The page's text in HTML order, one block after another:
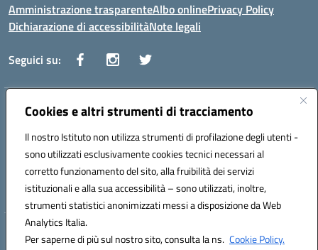
Cookies e altri strumenti di tracciamento
Il nostro Istituto non utilizza strumenti di profilazione degli utenti -
sono utilizzati esclusivamente cookies tecnici necessari al
corretto funzionamento del sito, alla fruibilità dei servizi
istituzionali e alla sua accessibilità – sono utilizzati, inoltre,
strumenti statistici anonimizzati messi a disposizione da Web
Analytics Italia.
Per saperne di più sul nostro sito, consulta la ns. Cookie Policy.
Amministrazione trasparenteAlbo onlinePrivacy Policy
Dichiarazione di accessibilitàNote legali
Seguici su:
Indirizzo:Via Vaccari n.5 e Via Falcone n.20 - 91025 Marsala
Posta elettronica certificata (PEC):tppm03000q@pec.istruzione.it
Codice fiscale: 82004490817
Codice meccanografico: TPPM03000Q
Hosting & Powered by 3D Solution S.r.l.